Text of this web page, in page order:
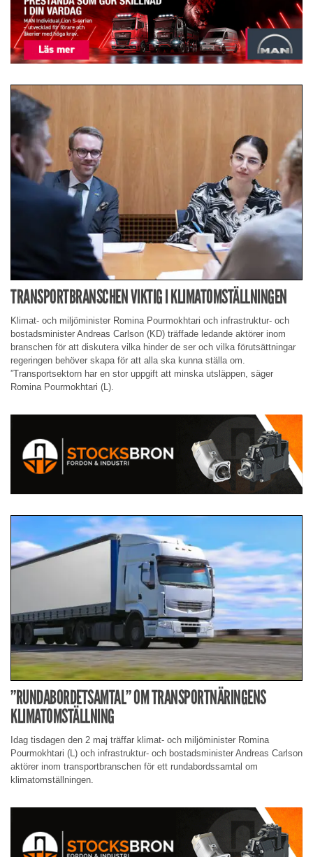
TRANSPORTBRANSCHEN VIKTIG I KLIMATOMSTÄLLNINGEN
Klimat- och miljöminister Romina Pourmokhtari och infrastruktur- och
bostadsminister Andreas Carlson (KD) träffade ledande aktörer inom
branschen för att diskutera vilka hinder de ser och vilka förutsättningar
regeringen behöver skapa för att alla ska kunna ställa om.
”Transportsektorn har en stor uppgift att minska utsläppen, säger
Romina Pourmokhtari (L).
”RUNDABORDETSAMTAL” OM TRANSPORTNÄRINGENS
KLIMATOMSTÄLLNING
Idag tisdagen den 2 maj träffar klimat- och miljöminister Romina
Pourmokhtari (L) och infrastruktur- och bostadsminister Andreas Carlson
aktörer inom transportbranschen för ett rundabordssamtal om
klimatomställningen.